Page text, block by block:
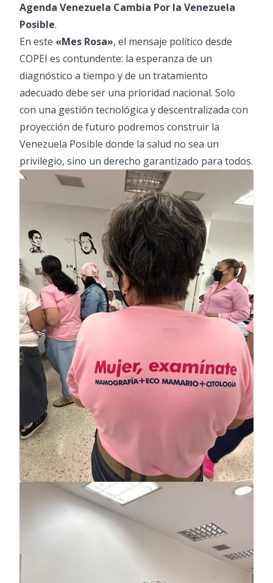
Agenda Venezuela Cambia Por la Venezuela
Posible.
En este «Mes Rosa», el mensaje político desde
COPEI es contundente: la esperanza de un
diagnóstico a tiempo y de un tratamiento
adecuado debe ser una prioridad nacional. Solo
con una gestión tecnológica y descentralizada con
proyección de futuro podremos construir la
Venezuela Posible donde la salud no sea un
privilegio, sino un derecho garantizado para todos.